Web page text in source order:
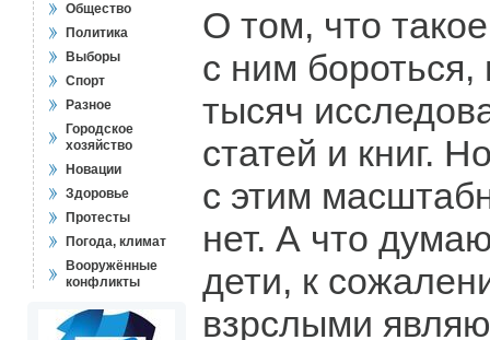
Общество
Политика
Выборы
Спорт
Разное
Городское
хозяйство
Новации
Здоровье
Протесты
Погода, климат
Вооружённые
конфликты
О том, что
с ним
тысяч
статей и книг.
с этим
нет. А что
дети, к
взрслыми